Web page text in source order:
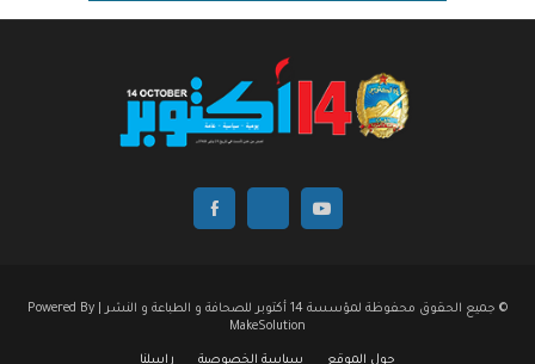
© جميع الحقوق محفوظة لمؤسسة 14 أكتوبر للصحافة و الطباعة و النشر | Powered By
MakeSolution
حول الموقع سياسة الخصوصية راسلنا